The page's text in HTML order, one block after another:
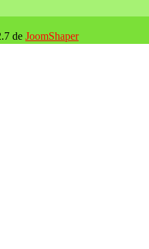
de JoomShaper